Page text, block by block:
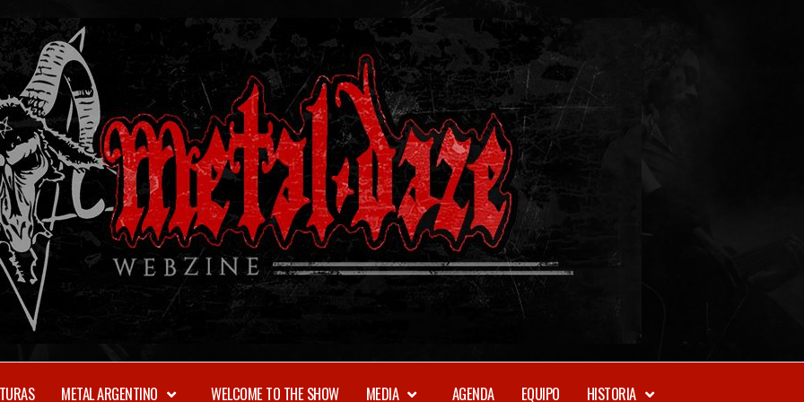
METAL ARGENTINO WELCOME TO THE SHOW MEDIA AGENDA EQUIPO HISTORIA